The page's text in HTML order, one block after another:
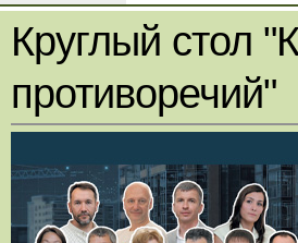
Круглый стол
противоречий"